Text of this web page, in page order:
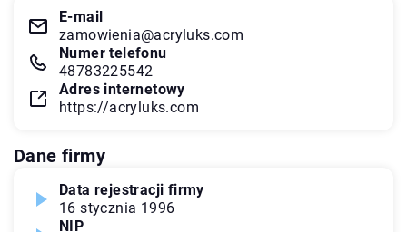
E-mail
zamowienia@acryluks.com
Numer telefonu
48783225542
Adres internetowy
https://acryluks.com
Dane firmy
Data rejestracji firmy
16 stycznia 1996
NIP